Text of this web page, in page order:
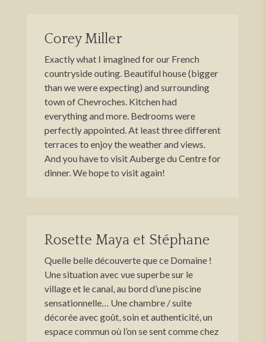
Corey Miller
Exactly what I imagined for our French
countryside outing. Beautiful house (bigger
than we were expecting) and surrounding
town of Chevroches. Kitchen had
everything and more. Bedrooms were
perfectly appointed. At least three different
terraces to enjoy the weather and views.
And you have to visit Auberge du Centre for
dinner. We hope to visit again!
Rosette Maya et Stéphane
Quelle belle découverte que ce Domaine !
Une situation avec vue superbe sur le
village et le canal, au bord d’une piscine
sensationnelle… Une chambre / suite
décorée avec goût, soin et authenticité, un
espace commun où l’on se sent comme chez